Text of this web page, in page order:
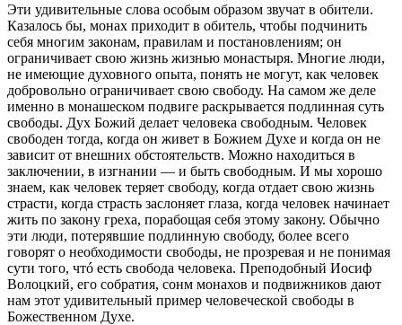
Эти удивительные слова особым образом звучат в обители.
Казалось бы, монах приходит в обитель, чтобы подчинить
себя многим законам, правилам и постановлениям; он
ограничивает свою жизнь жизнью монастыря. Многие люди,
не имеющие духовного опыта, понять не могут, как человек
добровольно ограничивает свою свободу. На самом же деле
именно в монашеском подвиге раскрывается подлинная суть
свободы. Дух Божий делает человека свободным. Человек
свободен тогда, когда он живет в Божием Духе и когда он не
зависит от внешних обстоятельств. Можно находиться в
заключении, в изгнании — и быть свободным. И мы хорошо
знаем, как человек теряет свободу, когда отдает свою жизнь
страсти, когда страсть заслоняет глаза, когда человек начинает
жить по закону греха, порабощая себя этому закону. Обычно
эти люди, потерявшие подлинную свободу, более всего
говорят о необходимости свободы, не прозревая и не понимая
сути того, чтó есть свобода человека. Преподобный Иосиф
Волоцкий, его собратия, сонм монахов и подвижников дают
нам этот удивительный пример человеческой свободы в
Божественном Духе.